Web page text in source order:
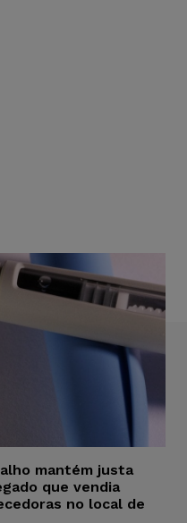
mantém justa
que vendia
no local de